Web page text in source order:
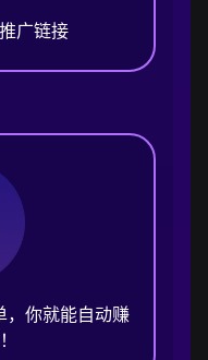
广链接
，你就能自动赚